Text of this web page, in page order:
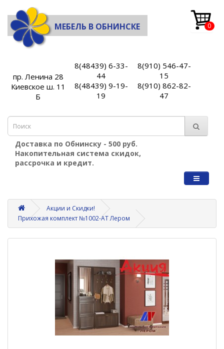
МЕБЕЛЬ В ОБНИНСКЕ 0
пр. Ленина 28
Киевское ш. 11
Б
8(48439) 6-33-
44
8(48439) 9-19-
19
8(910) 546-47-
15
8(910) 862-82-
47
Доставка по Обнинску - 500 руб.
Накопительная система скидок,
рассрочка и кредит.
Акции и Скидки!
Прихожая комплект №1002-АТ Лером